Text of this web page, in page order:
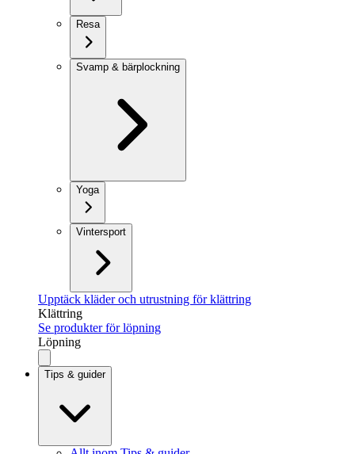
Resa
Svamp & bärplockning
Yoga
Vintersport
Upptäck kläder och utrustning för klättring
Klättring
Se produkter för löpning
Löpning
Tips & guider